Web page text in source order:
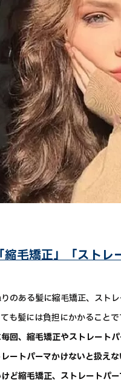
縮毛矯正」「ストレ
のある髪に縮毛矯正、スト
も髪には負担にかかることで
毎回、縮毛矯正やストレート
レートパーマかけないと扱え
けど縮毛矯正、ストレートパ